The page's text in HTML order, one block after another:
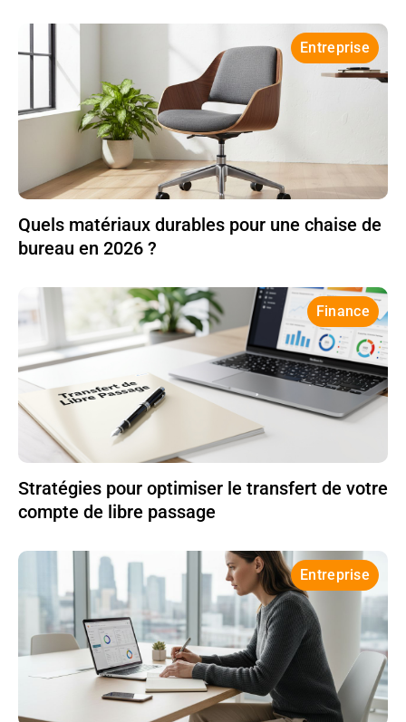
Entreprise
Quels matériaux durables pour une chaise de
bureau en 2026 ?
Finance
Stratégies pour optimiser le transfert de votre
compte de libre passage
Entreprise